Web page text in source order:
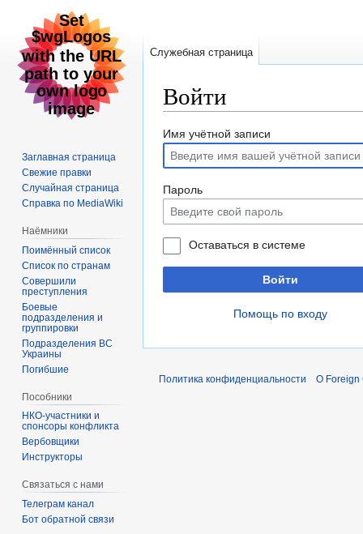
Войти
Перейти
навигации
Перейти
поиску
Имя учётной записи
Пароль
Оставаться в системе
Войти
Помощь по входу
Служебная страница
Заглавная страница
Свежие правки
Случайная страница
Справка по MediaWiki
Наёмники
Поимённый список
Список по странам
Совершили
преступления
Боевые
подразделения и
группировки
Подразделения ВС
Украины
Погибшие
Пособники
спонсоры конфликта
‏‎Вербовщики
Инструкторы
Связаться с нами
Телеграм канал
Бот обратной связи
Политика конфиденциальности О Foreign